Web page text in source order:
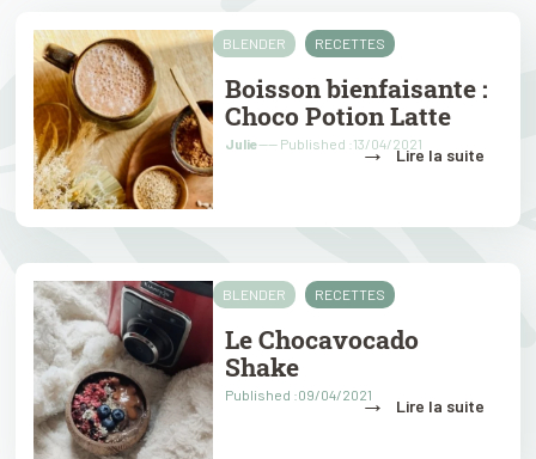
BLENDER RECETTES
Boisson bienfaisante :
Choco Potion Latte
Julie---- Published :13/04/2021
→ Lire la suite
BLENDER RECETTES
Le Chocavocado
Shake
Published :09/04/2021→ Lire la suite